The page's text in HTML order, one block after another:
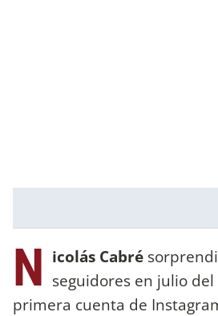
N icolás Cabré
seguidores en julio
primera cuenta de